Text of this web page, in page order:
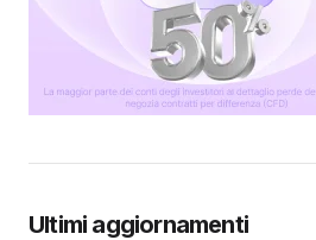
Ultimi aggiornamenti